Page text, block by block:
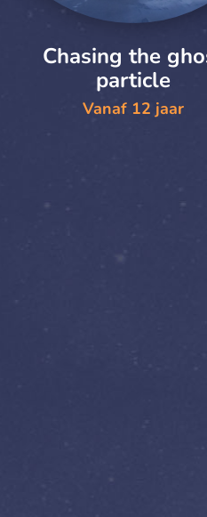
Chasing the
particle
Vanaf 12 jaar